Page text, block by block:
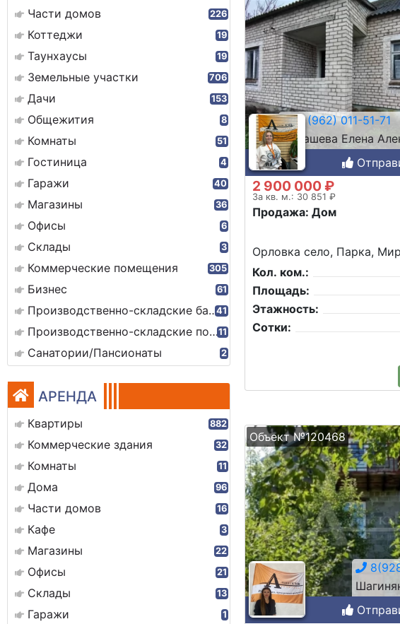
Части домов 226
Коттеджи 19
Таунхаусы 19
Земельные участки 706
Дачи 153
Общежития 8
Комнаты 51
Гостиница 4
Гаражи 40
Магазины 36
Офисы 6
Склады 3
Коммерческие помещения 305
Бизнес 61
Производственно-складские базы41
Производственно-складские помещения11
Санатории/Пансионаты 2
АРЕНДА
Квартиры 882
Коммерческие здания 32
Комнаты 11
Дома 96
Части домов 16
Кафе 3
Магазины 22
Офисы 21
Склады 13
Гаражи 1
8 (962) 011-51-71
Ненашева Елена
2 900 000 ₽
За кв. м.: 30 851 ₽
Продажа: Дом
Орловка село, Парка,
Кол. ком.:
Площадь:
Этажность:
Сотки:
Объект №120468